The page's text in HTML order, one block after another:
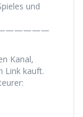
und
Kanal,
Link kauft.